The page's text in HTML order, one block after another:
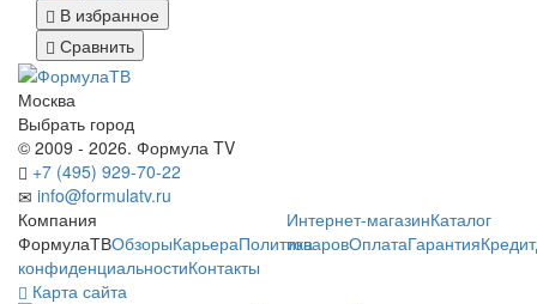
В избранное
Сравнить
Москва
Выбрать город
© 2009 - 2026. Формула TV
+7 (495) 929-70-22
info@formulatv.ru
Компания
ФормулаТВОбзорыКарьераПолитика
конфиденциальностиКонтакты
Интернет-магазинКаталог
товаровОплатаГарантияКредит
Карта сайта